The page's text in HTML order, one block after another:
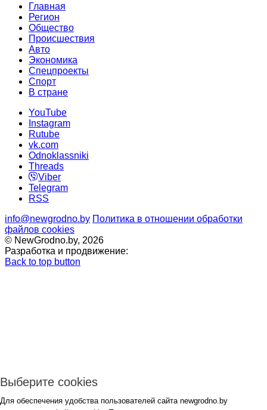
Главная
Регион
Общество
Происшествия
Авто
Экономика
Спецпроекты
Cпорт
В стране
YouTube
Instagram
Rutube
vk.com
Odnoklassniki
Threads
Viber
Telegram
RSS
info@newgrodno.by Политика в отношении обработки
файлов cookies
© NewGrodno.by, 2026
Разработка и продвижение:
Back to top button
Выберите cookies
Для обеспечения удобства пользователей сайта newgrodno.by